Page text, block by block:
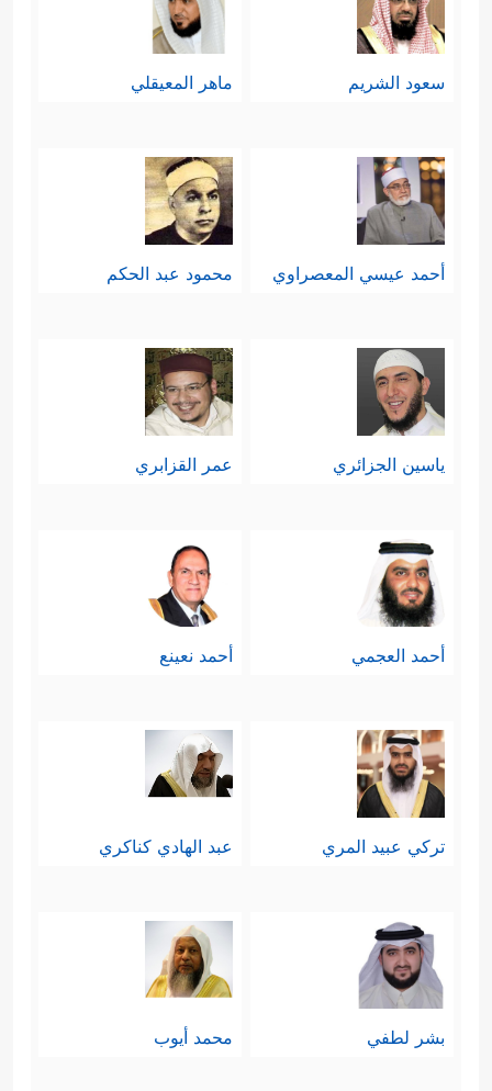
هذه، وهذا درسٌ دقيقٌ ونفيسٌ في إدارة
المجتمعات، وترتيب الأولويات، وربط
سعود الشريم ماهر المعيقلي
أحمد عيسي المعصراوي محمود عبد الحكم
ياسين الجزائري عمر القزابري
أحمد العجمي أحمد نعينع
تركي عبيد المري عبد الهادي كناكري
بشر لطفي محمد أيوب